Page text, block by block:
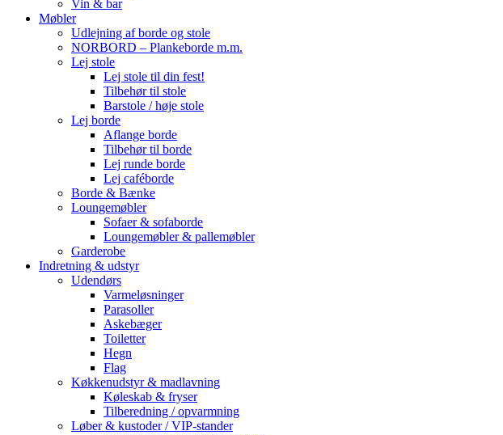
Vin & bar
Møbler
Udlejning af borde og stole
NORBORD – Plankeborde m.m.
Lej stole
Lej stole til din fest!
Tilbehør til stole
Barstole / høje stole
Lej borde
Aflange borde
Tilbehør til borde
Lej runde borde
Lej caféborde
Borde & Bænke
Loungemøbler
Sofaer & sofaborde
Loungemøbler & pallemøbler
Garderobe
Indretning & udstyr
Udendørs
Varmeløsninger
Parasoller
Askebæger
Toiletter
Hegn
Flag
Køkkenudstyr & madlavning
Køleskab & fryser
Tilberedning / opvarmning
Løber & kustoder / VIP-stander